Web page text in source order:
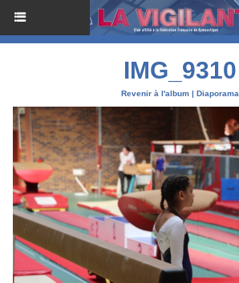
IMG_9310
Revenir à l'album | Diaporama